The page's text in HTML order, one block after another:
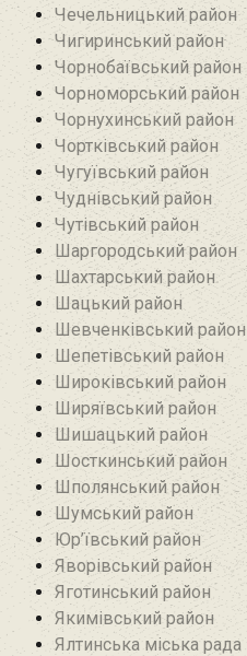
Чечельницький район
Чигиринський район
Чорнобаївський район
Чорноморський район
Чорнухинський район‎
Чортківський район
Чугуївський район
Чуднівський район
Чутівський район
Шаргородський район
Шахтарський район‎
Шацький район
Шевченківський район
Шепетівський район
Широківський район
Ширяївський район
Шишацький район
Шосткинський район
Шполянський район
Шумський район
Юр’ївський район
Яворівський район
Яготинський район
Якимівський район
Ялтинська міська рада